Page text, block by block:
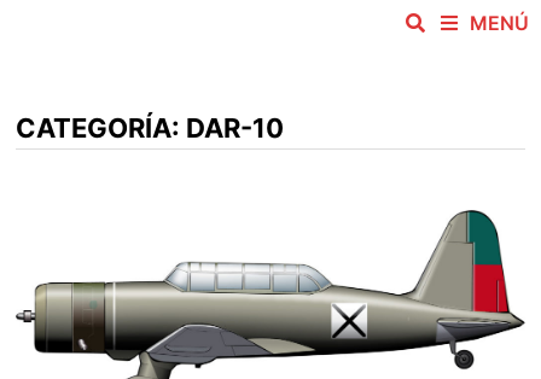
MENÚ
CATEGORÍA: DAR-10